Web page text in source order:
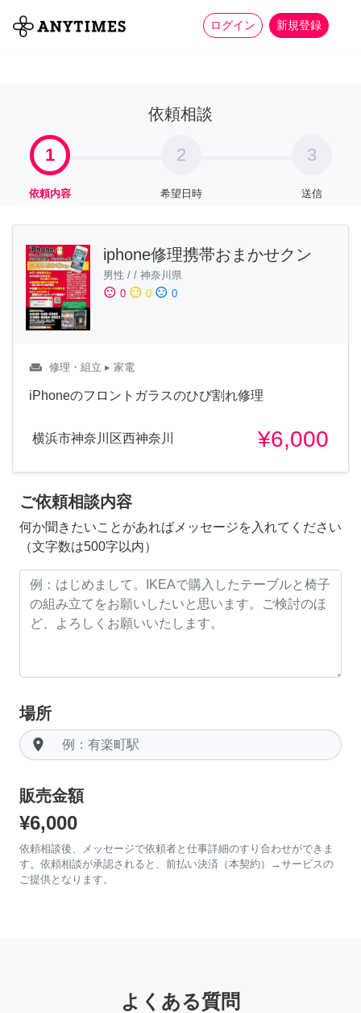
ログイン 新規登録
全て 家事 more_horiz
依頼相談
1
依頼内容
2
希望日時
3
送信
iphone修理携帯おまかせクン
男性 / / 神奈川県
sentiment_satisfied 0 sentiment_neutral 0 sentiment_dissatisfied 0
weekend 修理・組立 ▸ 家電
iPhoneのフロントガラスのひび割れ修理
横浜市神奈川区西神奈川 ¥6,000
ご依頼相談内容
何か聞きたいことがあればメッセージを入れてください
（文字数は500字以内）
場所
room
販売金額
¥6,000
依頼相談後、メッセージで依頼者と仕事詳細のすり合わせができま
す。依頼相談が承認されると、前払い決済（本契約）→サービスの
ご提供となります。
よくある質問